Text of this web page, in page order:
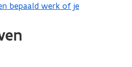
bepaald werk of je